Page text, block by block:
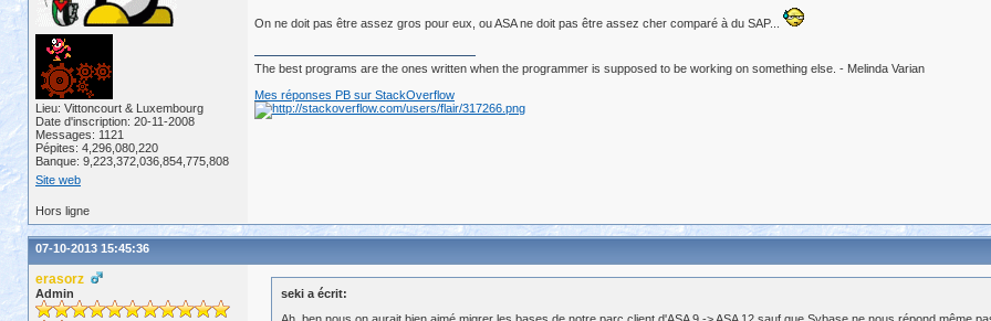
Lieu: Vittoncourt & Luxembourg
Date d'inscription: 20-11-2008
Messages: 1121
Pépites: 4,296,080,220
Banque: 9,223,372,036,854,775,808
Site web
On ne doit pas être assez gros pour eux, ou ASA ne doit pas être assez cher comparé à du SAP...
The best programs are the ones written when the programmer is supposed to be working on something else. - Melinda Varian
Mes réponses PB sur StackOverflow
Hors ligne
07-10-2013 15:45:36
erasorz
Admin
seki a écrit: